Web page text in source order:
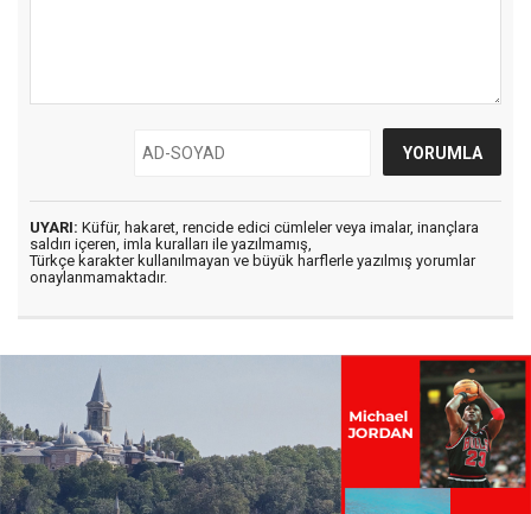
UYARI: Küfür, hakaret, rencide edici cümleler veya imalar, inançlara
saldırı içeren, imla kuralları ile yazılmamış,
Türkçe karakter kullanılmayan ve büyük harflerle yazılmış yorumlar
onaylanmamaktadır.